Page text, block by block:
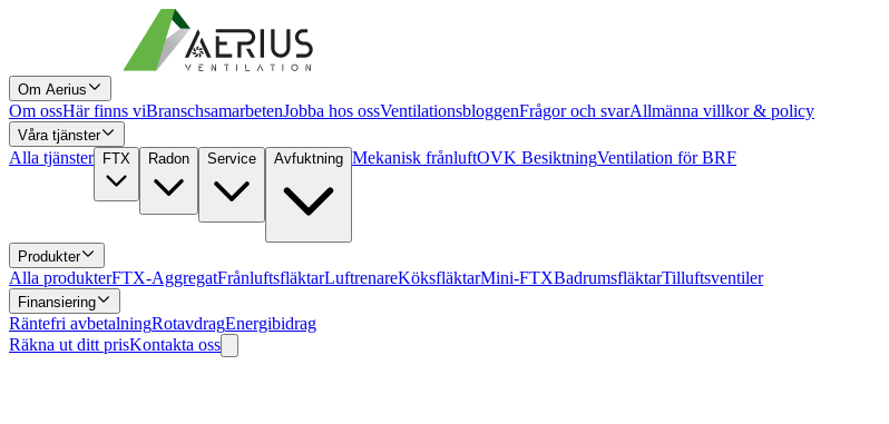
Om Aerius
Om ossHär finns viBranschsamarbetenJobba hos ossVentilationsbloggenFrågor och svarAllmänna villkor & policy
Våra tjänster
Alla tjänster FTX Radon Service Avfuktning Mekanisk frånluftOVK BesiktningVentilation för BRF
Produkter
Alla produkterFTX-AggregatFrånluftsfläktarLuftrenareKöksfläktarMini-FTXBadrumsfläktarTilluftsventiler
Finansiering
Räntefri avbetalningRotavdragEnergibidrag
Räkna ut ditt prisKontakta oss